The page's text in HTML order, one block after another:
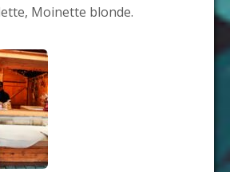
Moinette blonde.